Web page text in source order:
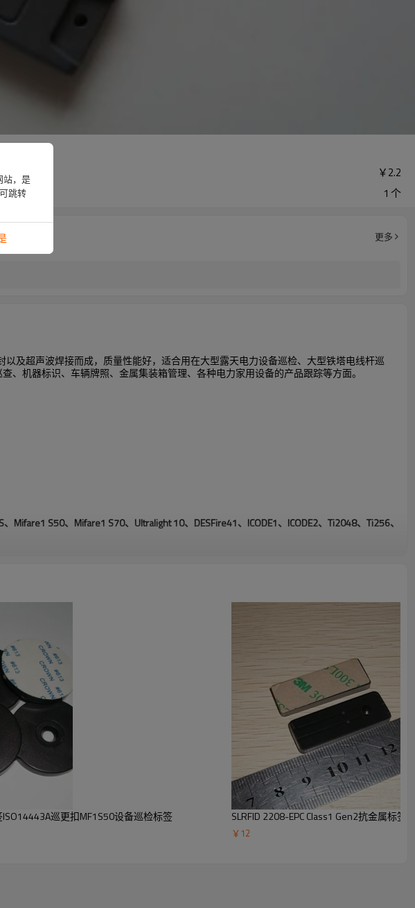
￥2.2
1 个
更多
及超声波焊接而成，质量性能好，适合用在大型露天电力设备巡检、大型铁塔电线杆巡
机器标识、车辆牌照、金属集装箱管理、各种电力家用设备的产品跟踪等方面。
S50、Mifare1 S70、Ultralight 10、DESFire41、ICODE1、ICODE2、Ti2048、Ti256、
巡更扣MF1S50设备巡检标签 SLRFID 2208-EPC Class1 Gen2抗金属标签
￥ 12
站，是
跳转